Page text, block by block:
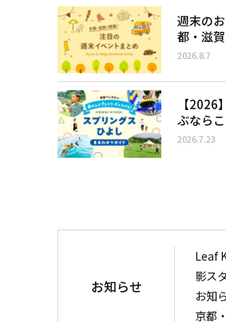
週末の
都・滋
2026.8.7
【2026
ぶなら
2026.7.23
お知らせ
Leaf
影ス
お知
京都